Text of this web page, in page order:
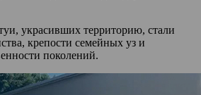
украсивших территорию, стали
крепости семейных уз и
поколений.